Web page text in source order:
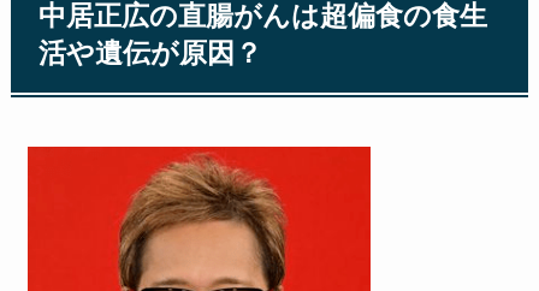
中居正広の直腸がんは超偏食の食生
活や遺伝が原因？